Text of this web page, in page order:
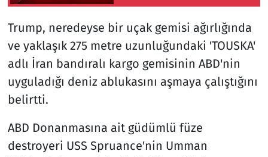
şekillendi
Trump, neredeyse bir uçak gemisi ağırlığında
ve yaklaşık 275 metre uzunluğundaki 'TOUSKA'
adlı İran bandıralı kargo gemisinin ABD'nin
uyguladığı deniz ablukasını aşmaya çalıştığını
belirtti.
ABD Donanmasına ait güdümlü füze
destroyeri USS Spruance'nin Umman